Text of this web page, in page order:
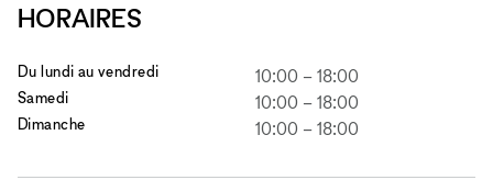
HORAIRES
Du lundi au vendredi 10:00 – 18:00
Samedi 10:00 – 18:00
Dimanche 10:00 – 18:00